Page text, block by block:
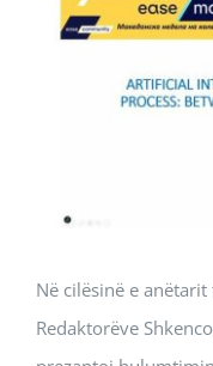
Larger
Në cilësinë e
Redaktorëve